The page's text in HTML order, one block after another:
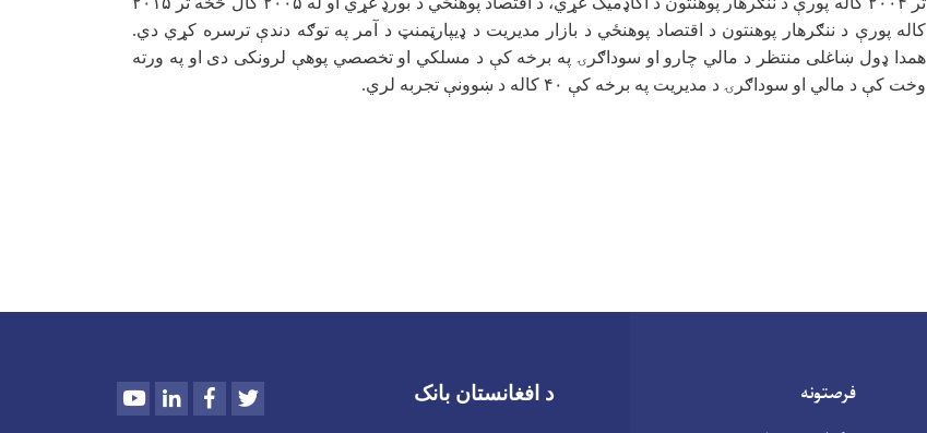
کاله پورې د ننګرهار پوهنتون د اقتصاد پوهنځي د بازار مدیریت د ډیپارټمنټ د آمر په توګه دندې ترسره کړي دي.
همدا ډول ښاغلی منتظر د مالي چارو او سوداګرۍ په برخه کې د مسلکي او تخصصي پوهې لرونکی دی او په ورته
وخت کې د مالي او سوداګرۍ د مدیریت په برخه کې ۴۰ کاله د ښوونې تجربه لري.
فرصتونه د افغانستان بانک YoutubeLinkedInFacebook